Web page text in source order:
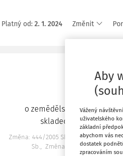
Platný od: 2. 1. 2024 Změnit
o zemědělských skladních
skladech a o změně
Změna: 444/2005 Sb. Změna: 296/
Sb.
Změna: 281/2009 Sb.
Aby
Vážený
uživatelského
základní
abychom vás
dostatek
zpracováním